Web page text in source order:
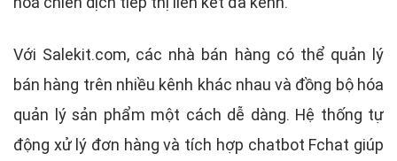
Với Salekit.com, các nhà bán hàng có thể quản lý
bán hàng trên nhiều kênh khác nhau và đồng bộ hóa
quản lý sản phẩm một cách dễ dàng. Hệ thống tự
động xử lý đơn hàng và tích hợp chatbot Fchat giúp